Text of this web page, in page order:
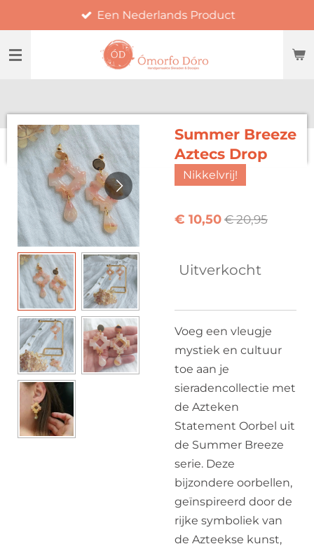
naar
Een Nederlands Product
Summer Breeze
Aztecs Drop
Nikkelvrij!
€ 10,50€ 20,95
Uitverkocht
Voeg een vleugje
mystiek en cultuur
toe aan je
sieradencollectie met
de Azteken
Statement Oorbel uit
de Summer Breeze
serie. Deze
bijzondere oorbellen,
geïnspireerd door de
rijke symboliek van
de Azteekse kunst,